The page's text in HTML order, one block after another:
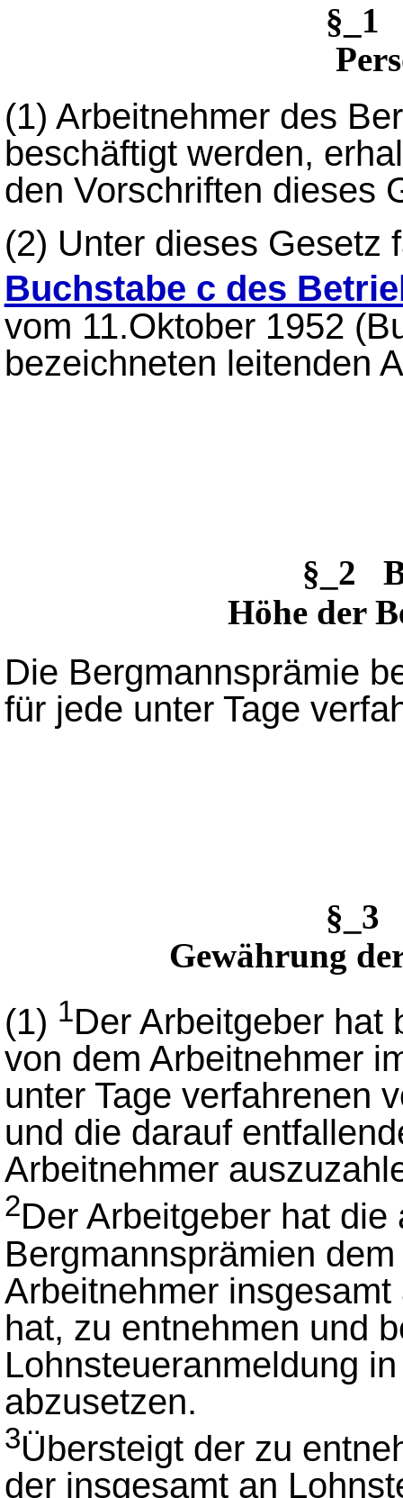
§_1
(1) Arbeitnehmer des
beschäftigt werden,
den Vorschriften dieses
(2) Unter dieses Gesetz
Buchstabe c des
vom 11.Oktober 1952
bezeichneten leitenden
§_2
Höhe der
Die Bergmannsprämie
für jede unter Tage
§_3
Gewährung
(1) 1Der Arbeitgeber hat
von dem Arbeitnehmer
unter Tage verfahrenen
und die darauf
Arbeitnehmer
2Der Arbeitgeber hat
Bergmannsprämien
Arbeitnehmer
hat, zu entnehmen und
Lohnsteueranmeldung
abzusetzen.
3Übersteigt der zu
der insgesamt an